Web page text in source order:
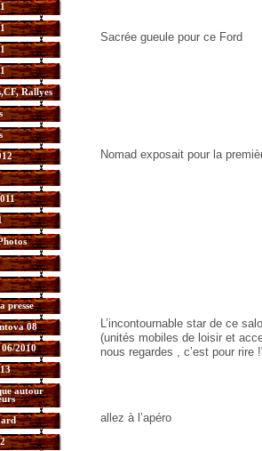
Rallyes
presse
08
2010
autour
Sacrée gueule pour ce Ford
Nomad exposait pour la
L’incontournable star de ce
(unités mobiles de loisir et
nous regardes , c’est pour rire
allez à l’apéro